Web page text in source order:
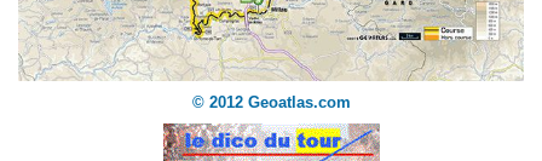
© 2012 Geoatlas.com